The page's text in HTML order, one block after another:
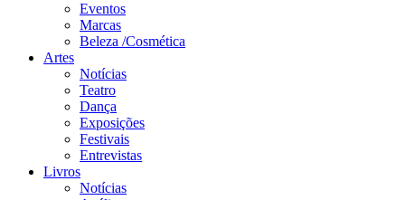
Eventos
Marcas
Beleza /Cosmética
Artes
Notícias
Teatro
Dança
Exposições
Festivais
Entrevistas
Livros
Notícias